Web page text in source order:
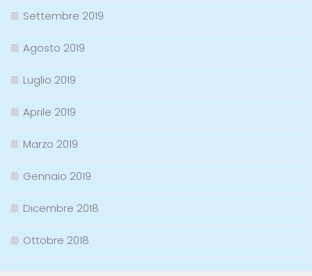
Settembre 2019
Agosto 2019
Luglio 2019
Aprile 2019
Marzo 2019
Gennaio 2019
Dicembre 2018
Ottobre 2018